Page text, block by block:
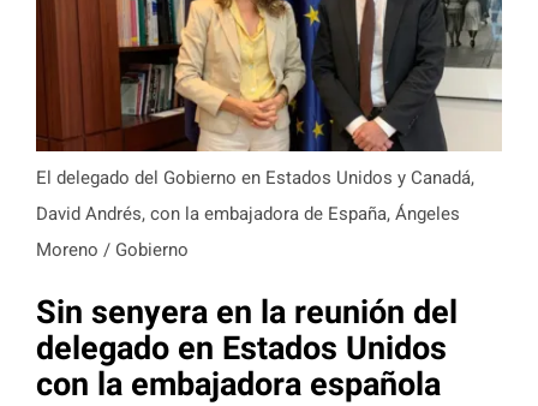
El delegado del Gobierno en Estados Unidos y Canadá,
David Andrés, con la embajadora de España, Ángeles
Moreno / Gobierno
Sin senyera en la reunión del
delegado en Estados Unidos
con la embajadora española